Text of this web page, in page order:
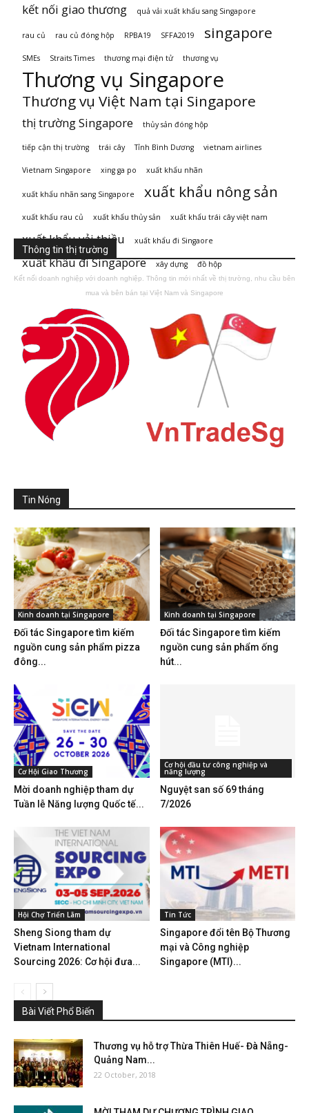
kết nối giao thương quả vải xuất khẩu sang Singapore
rau củ rau củ đóng hộp RPBA19 SFFA2019 singapore
SMEs Straits Times thương mại điện tử thương vụ
Thương vụ Singapore
Thương vụ Việt Nam tại Singapore
thị trường Singapore thủy sản đóng hộp
tiếp cận thị trường trái cây Tỉnh Bình Dương vietnam airlines
Vietnam Singapore xing ga po xuất khẩu nhãn
xuất khẩu nhãn sang Singapore xuất khẩu nông sản
xuất khẩu rau củ xuất khẩu thủy sản xuất khẩu trái cây việt nam
xuất khẩu vải thiều xuất khẩu đi Singaore
xuất khẩu đi Singapore xây dựng đồ hộp
Thông tin thị trường
Kết nối doanh nghiệp với doanh nghiệp. Thông tin mới nhất về thị trường, nhu cầu bên
mua và bên bán tại Việt Nam và Singapore
Tin Nóng
Kinh doanh tại Singapore
Đối tác Singapore tìm kiếm
nguồn cung sản phẩm pizza
đông...
Kinh doanh tại Singapore
Đối tác Singapore tìm kiếm
nguồn cung sản phẩm ống
hút...
Cơ Hội Giao Thương
Mời doanh nghiệp tham dự
Tuần lễ Năng lượng Quốc tế...
Cơ hội đầu tư công nghiệp và
năng lượng
Nguyệt san số 69 tháng
7/2026
Hội Chợ Triển Lãm
Sheng Siong tham dự
Vietnam International
Sourcing 2026: Cơ hội đưa...
Tin Tức
Singapore đổi tên Bộ Thương
mại và Công nghiệp
Singapore (MTI)...
Bài Viết Phổ Biến
Thương vụ hỗ trợ Thừa Thiên Huế- Đà Nẵng-
Quảng Nam...
22 October, 2018